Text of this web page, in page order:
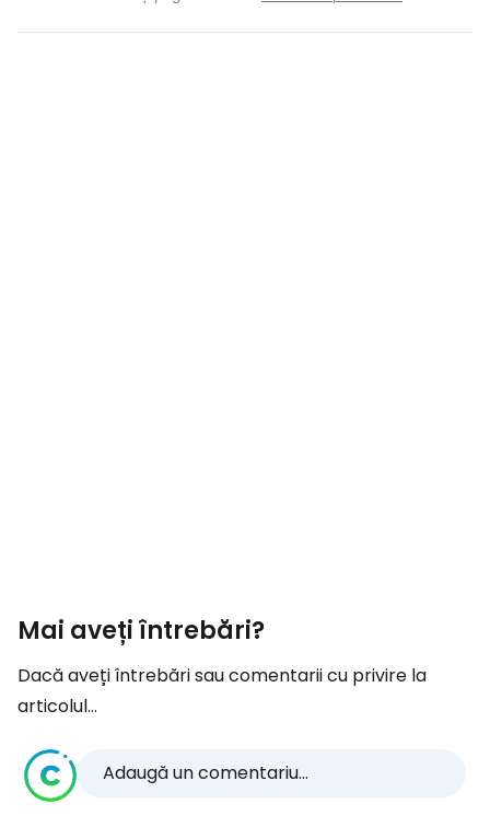
Mai aveți întrebări?
Dacă aveți întrebări sau comentarii cu privire la
articolul...
Adaugă un comentariu...